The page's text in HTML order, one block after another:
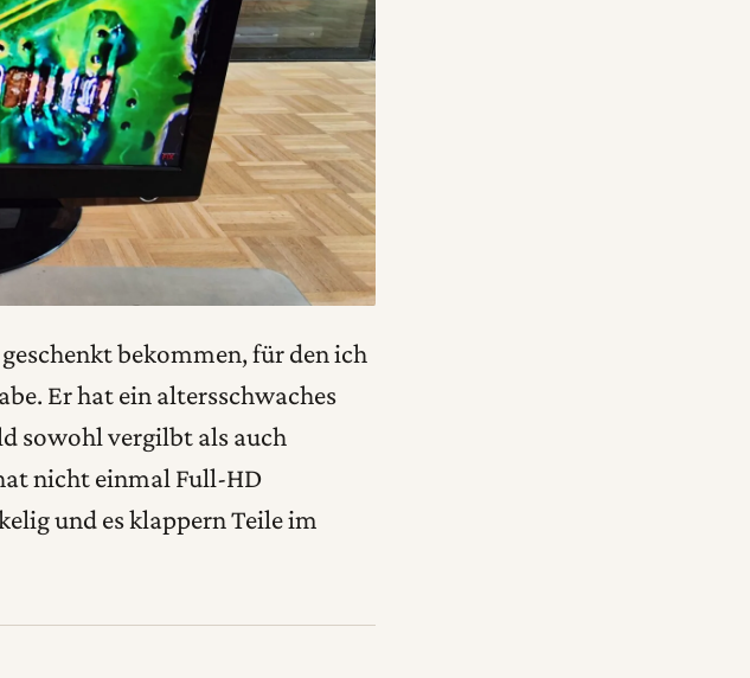
bekommen, für den ich
Er hat ein altersschwaches
sowohl vergilbt als auch
nicht einmal Full-HD
und es klappern Teile im